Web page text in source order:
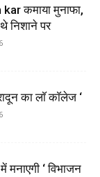
कमाया मुनाफा,
निशाने पर
का लाॅ काॅलेज ‘
मनाएगी ‘ विभाजन